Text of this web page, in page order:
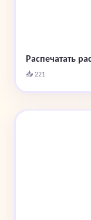
Распечатать
📥 221